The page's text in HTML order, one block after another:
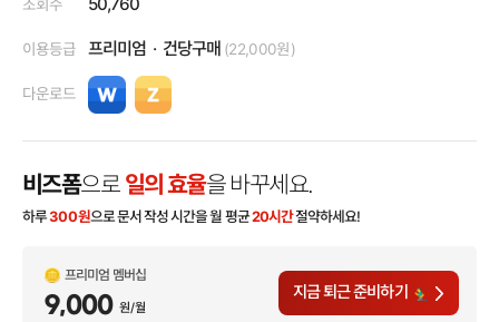
조회수
이용등급 프리미엄 건당구매 (22,000원)
다운로드
비즈폼으로 일의 효율을 바꾸세요.
하루300원으로 문서 작성 시간을 월 평균20시간절약하세요!
프리미엄 멤버십
9,000 원/월
지금 퇴근 준비하기